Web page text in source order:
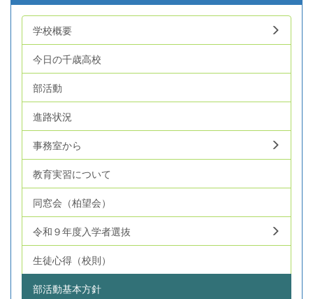
学校概要
今日の千歳高校
部活動
進路状況
事務室から
教育実習について
同窓会（柏望会）
令和９年度入学者選抜
生徒心得（校則）
部活動基本方針